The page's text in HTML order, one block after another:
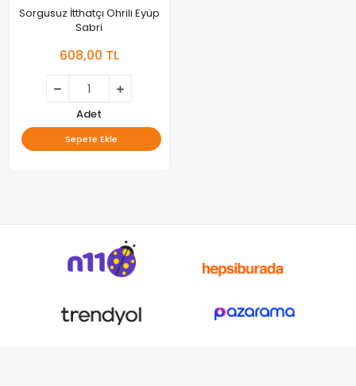
Sorgusuz İtthatçı Ohrili Eyüp
Sabri
608,00 TL
Adet
Sepete Ekle